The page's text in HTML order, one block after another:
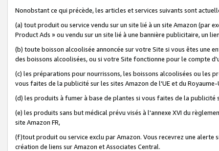
Nonobstant ce qui précède, les articles et services suivants sont
(a) tout produit ou service vendu sur un site lié à un site Amazon (par
Product Ads » ou vendu sur un site lié à une bannière publicitaire, un
(b) toute boisson alcoolisée annoncée sur votre Site si vous êtes une
des boissons alcoolisées, ou si votre Site fonctionne pour le compte
(c) les préparations pour nourrissons, les boissons alcoolisées ou les
vous faites de la publicité sur les sites Amazon de l'UE et du Royaume-
(d) les produits à fumer à base de plantes si vous faites de la publicité
(e) les produits sans but médical prévu visés à l'annexe XVI du
site Amazon FR,
(f)tout produit ou service exclu par Amazon. Vous recevrez une alerte
création de liens sur Amazon et Associates Central.